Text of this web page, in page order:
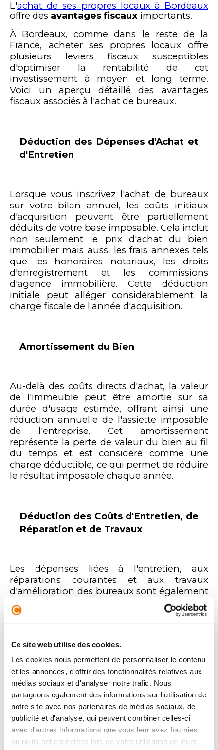
Ce site web utilise des cookies.
Les cookies nous permettent de personnaliser le contenu
et les annonces, d'offrir des fonctionnalités relatives aux
médias sociaux et d'analyser notre trafic. Nous
partageons également des informations sur l'utilisation de
notre site avec nos partenaires de médias sociaux, de
publicité et d'analyse, qui peuvent combiner celles-ci
avec d'autres informations que vous leur avez fournies
ou qu'ils ont collectées lors de votre utilisation de leurs
L'achat de ses propres locaux à Bordeaux
offre des avantages fiscaux importants.
À Bordeaux, comme dans le reste de la
France, acheter ses propres locaux offre
plusieurs leviers fiscaux susceptibles
d'optimiser la rentabilité de cet
investissement à moyen et long terme.
Voici un aperçu détaillé des avantages
fiscaux associés à l'achat de bureaux.
Déduction des Dépenses d'Achat et
d'Entretien
Lorsque vous inscrivez l'achat de bureaux
sur votre bilan annuel, les coûts initiaux
d'acquisition peuvent être partiellement
déduits de votre base imposable. Cela inclut
non seulement le prix d'achat du bien
immobilier mais aussi les frais annexes tels
que les honoraires notariaux, les droits
d'enregistrement et les commissions
d'agence immobilière. Cette déduction
initiale peut alléger considérablement la
charge fiscale de l'année d'acquisition.
Amortissement du Bien
Au-delà des coûts directs d'achat, la valeur
de l'immeuble peut être amortie sur sa
durée d'usage estimée, offrant ainsi une
réduction annuelle de l'assiette imposable
de l'entreprise. Cet amortissement
représente la perte de valeur du bien au fil
du temps et est considéré comme une
charge déductible, ce qui permet de réduire
le résultat imposable chaque année.
Déduction des Coûts d'Entretien, de
Réparation et de Travaux
Les dépenses liées à l'entretien, aux
réparations courantes et aux travaux
d'amélioration des bureaux sont également
déductibles du résultat fiscal de l'entreprise.
Cela comprend les coûts liés à la
maintenance régulière, les réparations pour
l'efficacité énergétique des locaux, par
exemple. Ces déductions contribuent à
diminuer le coût net de détention du bien
sur le long terme.
Déduction des Intérêts d'Emprunt et
des Coûts d'Assurance